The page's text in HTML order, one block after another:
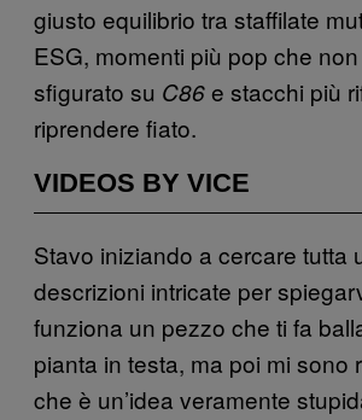
giusto equilibrio tra staffilate
ESG, momenti più pop che
sfigurato su C86e stacchi più
riprendere fiato.
VIDEOS BY VICE
Stavo iniziando a cercare tutta
descrizioni intricate per
funziona un pezzo che ti fa
pianta in testa, ma poi mi sono
che è un’idea veramente